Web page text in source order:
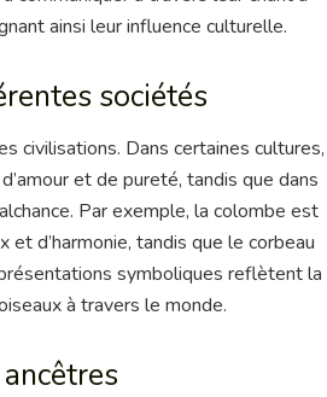
ainsi leur influence culturelle.
sociétés
civilisations. Dans certaines cultures,
et de pureté, tandis que dans
Par exemple, la colombe est
d’harmonie, tandis que le corbeau
symboliques reflètent la
à travers le monde.